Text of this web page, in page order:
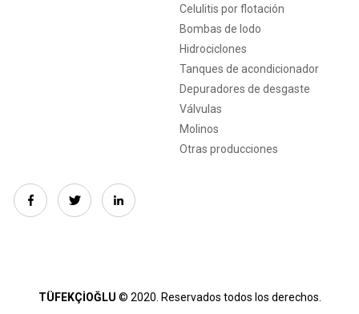
Celulitis por flotación
Bombas de lodo
Hidrociclones
Tanques de acondicionador
Depuradores de desgaste
Válvulas
Molinos
Otras producciones
TÜFEKÇİOĞLU © 2020. Reservados todos los derechos.